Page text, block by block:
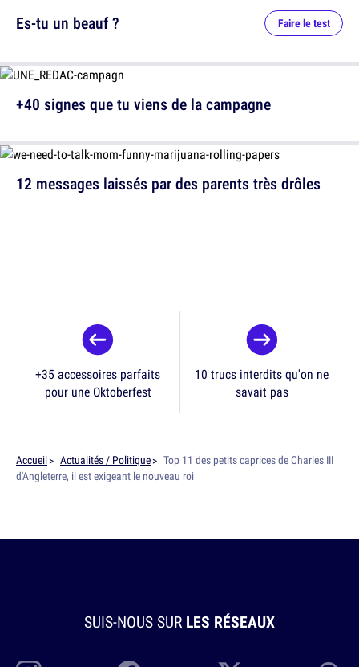
12 messages laissés par des parents très drôles
Es-tu un beauf ? Faire le test
+40 signes que tu viens de la campagne
+35 accessoires parfaits
pour une Oktoberfest
10 trucs interdits qu'on ne
savait pas
Accueil Actualités / Politique
Top 11 des petits caprices de Charles III
d'Angleterre, il est exigeant le nouveau roi
SUIS-NOUS SUR LES RÉSEAUX